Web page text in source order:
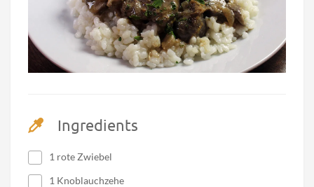
Ingredients
1 rote Zwiebel
1 Knoblauchzehe